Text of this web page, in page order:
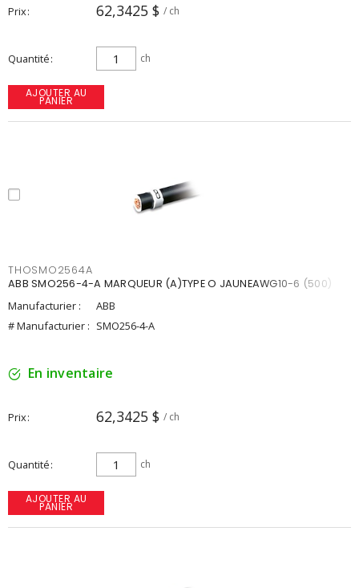
Prix 62,3425 $ / ch
Quantité ch
AJOUTER AU
PANIER
THOSMO2564A
ABB SMO256-4-A MARQUEUR (A)TYPE O JAUNEAWG10-6 (500)
Manufacturier :
ABB
# Manufacturier : SMO256-4-A
En inventaire
Prix 62,3425 $ / ch
Quantité ch
AJOUTER AU
PANIER